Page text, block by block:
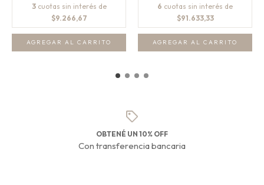
3 cuotas sin interés de
$9.266,67
AGREGAR AL CARRITO
6 cuotas sin interés de
$91.633,33
OBTENÉ UN 10% OFF
Con transferencia bancaria